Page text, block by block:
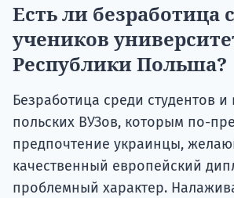
Есть ли безработица
учеников
Республики Польша?
Безработица среди студентов
польских ВУЗов, которым по-
предпочтение украинцы,
качественный европейский
проблемный характер.